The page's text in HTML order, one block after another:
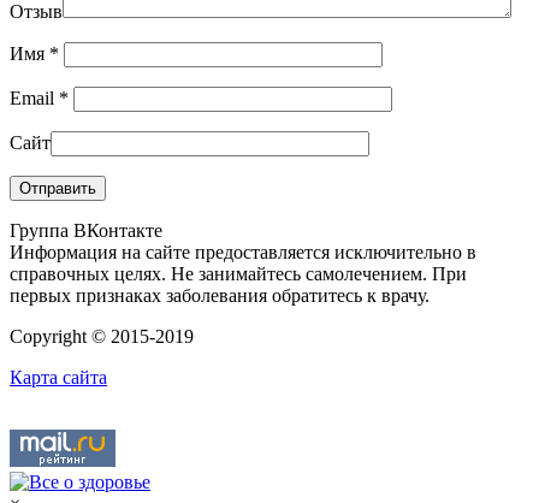
Отзыв
Имя *
Email *
Сайт
Группа ВКонтакте
Информация на сайте предоставляется исключительно в
справочных целях. Не занимайтесь самолечением. При
первых признаках заболевания обратитесь к врачу.
Copyright © 2015-2019
Карта сайта